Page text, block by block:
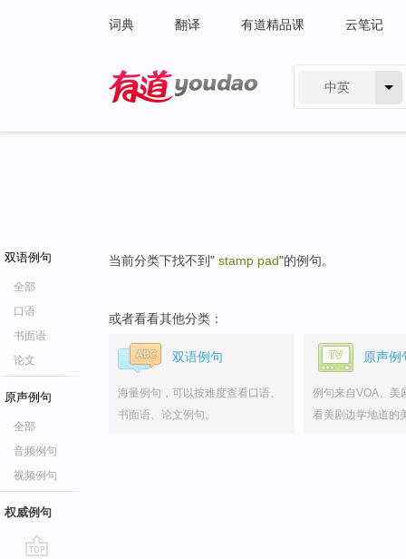
词典 翻译 有道精品课 云笔记
中英
双语例句
全部
口语
书面语
论文
原声例句
全部
音频例句
视频例句
权威例句
当前分类下找不到" stamp pad"的例句。
或者看看其他分类：
双语例句
海量例句，可以按难度查看口语、
书面语、论文例句。
原声例
例句来自VOA、美
看美剧边学地道的